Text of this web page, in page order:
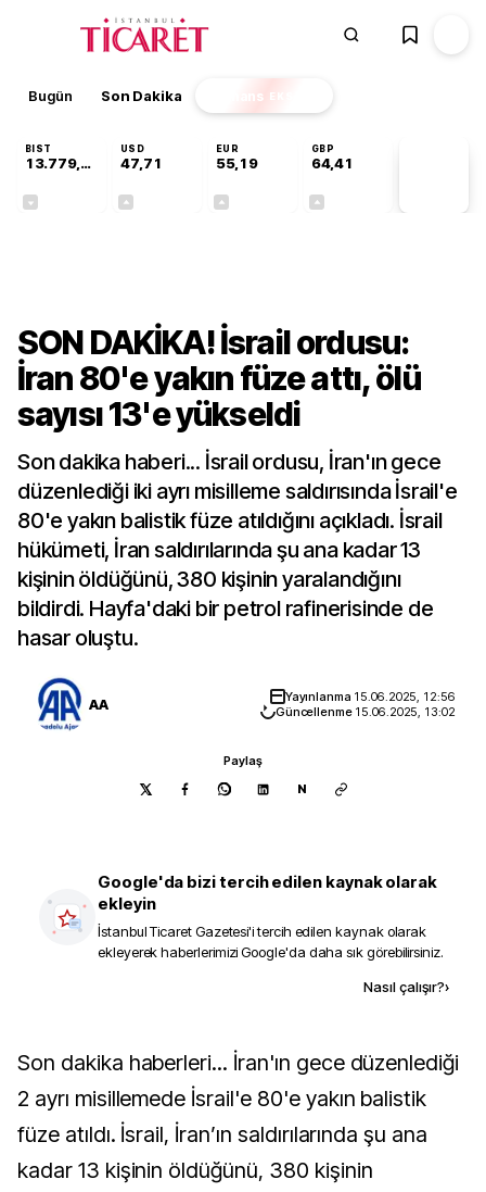
Bugün Son Dakika Finans EKSTRA
BIST
13.779,39
USD
47,71
EUR
55,19
GBP
64,41
SON DAKİKA! İsrail ordusu:
İran 80'e yakın füze attı, ölü
sayısı 13'e yükseldi
Son dakika haberi... İsrail ordusu, İran'ın gece
düzenlediği iki ayrı misilleme saldırısında İsrail'e
80'e yakın balistik füze atıldığını açıkladı. İsrail
hükümeti, İran saldırılarında şu ana kadar 13
kişinin öldüğünü, 380 kişinin yaralandığını
bildirdi. Hayfa'daki bir petrol rafinerisinde de
hasar oluştu.
AA Yayınlanma 15.06.2025, 12:56
Güncellenme 15.06.2025, 13:02
Paylaş
N
Google'da bizi tercih edilen kaynak olarak
ekleyin
İstanbul Ticaret Gazetesi'i tercih edilen kaynak olarak
ekleyerek haberlerimizi Google'da daha sık görebilirsiniz.
Nasıl çalışır?›
Son dakika haberleri... İran'ın gece düzenlediği
2 ayrı misillemede İsrail'e 80'e yakın balistik
füze atıldı. İsrail, İran’ın saldırılarında şu ana
kadar 13 kişinin öldüğünü, 380 kişinin